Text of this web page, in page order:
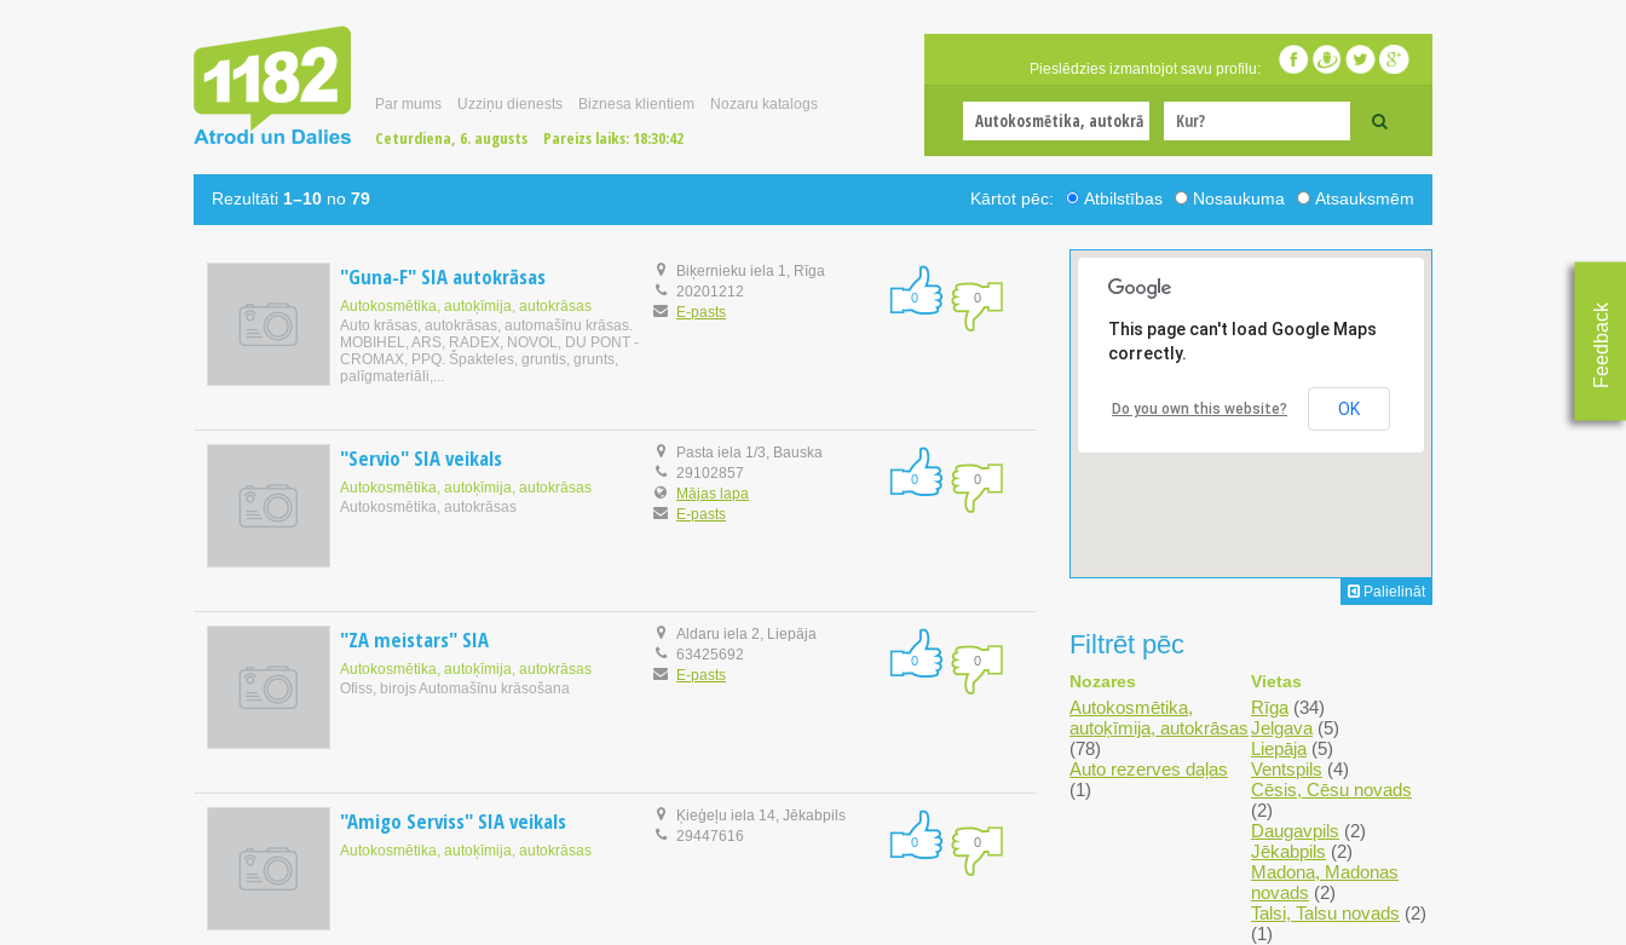
Par mums Uzziņu dienests Biznesa klientiem Nozaru katalogs
Ceturdiena, 6. augusts Pareizs laiks: 18:30:43
Pieslēdzies izmantojot savu profilu:
Feedback
Rezultāti 1–10 no 79 Kārtot pēc: Atbilstības Nosaukuma Atsauksmēm
"Guna-F" SIA autokrāsas
Autokosmētika, autoķīmija, autokrāsas
Auto krāsas, autokrāsas, automašīnu krāsas.
MOBIHEL, ARS, RADEX, NOVOL, DU PONT -
CROMAX, PPQ. Špakteles, gruntis, grunts,
palīgmateriāli,...
Biķernieku iela 1, Rīga
20201212
E-pasts
0 0
"Servio" SIA veikals
Autokosmētika, autoķīmija, autokrāsas
Autokosmētika, autokrāsas
Pasta iela 1/3, Bauska
29102857
Mājas lapa
E-pasts
0 0
"ZA meistars" SIA
Autokosmētika, autoķīmija, autokrāsas
Ofiss, birojs Automašīnu krāsošana
Aldaru iela 2, Liepāja
63425692
E-pasts
0 0
"Amigo Serviss" SIA veikals
Autokosmētika, autoķīmija, autokrāsas
Ķieģeļu iela 14, Jēkabpils
29447616
0 0
This page can't load Google Maps
correctly.
Do you own this website? OK
Palielināt
Filtrēt pēc
Nozares
Autokosmētika,
autoķīmija, autokrāsas
(78)
Auto rezerves daļas
(1)
Vietas
Rīga (34)
Jelgava (5)
Liepāja (5)
Ventspils (4)
Cēsis, Cēsu novads
(2)
Daugavpils (2)
Jēkabpils (2)
Madona, Madonas
novads (2)
Talsi, Talsu novads (2)
(1)